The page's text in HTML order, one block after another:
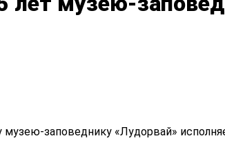
заповеднику «Лудорвай»